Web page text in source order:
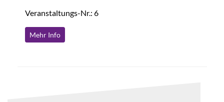
Veranstaltungs-Nr.: 6
Mehr Info